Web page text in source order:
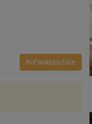
Püf Noktası Ekle